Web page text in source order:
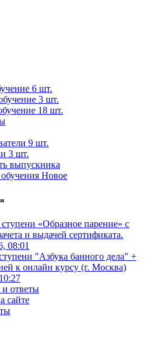
6 шт.
3 шт.
18 шт.
9 шт.
3 шт.
выпускника
Новое
«Образное парение» с
и выдачей сертификата.
08:01
"Азбука банного дела" +
к онлайн курсу (г. Москва)
ответы
сайте